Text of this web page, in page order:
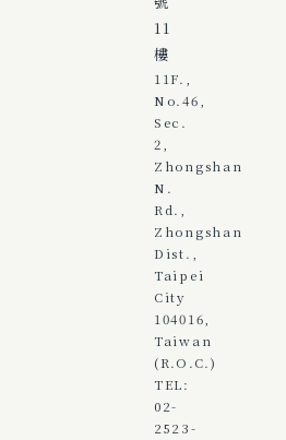
11
樓
11F.,
No.46,
Sec.
2,
Zhongshan
N.
Rd.,
Zhongshan
Dist.,
Taipei
City
104016,
Taiwan
(R.O.C.)
TEL:
02-
2523-